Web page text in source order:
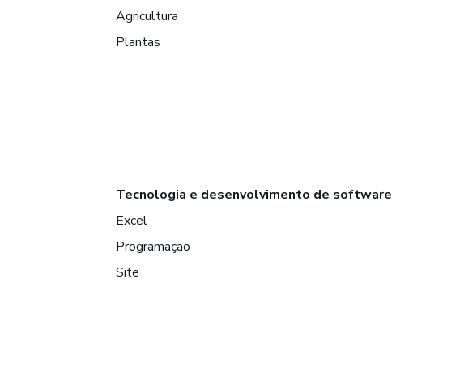
Agricultura
Plantas
Tecnologia e desenvolvimento de software
Excel
Programação
Site